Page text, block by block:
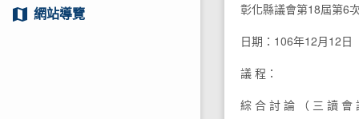
map 網站導覽
彰化縣議會第18屆第6
日期：106年12月12日
議 程：
綜 合 討 論 （ 三 讀 會